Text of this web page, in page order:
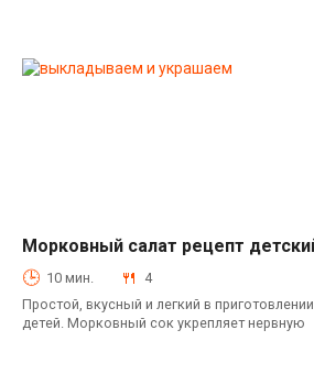
Салаты
Морковный салат рецепт
10 мин. 4
Простой, вкусный и легкий в
детей. Морковный сок укрепляет нервную